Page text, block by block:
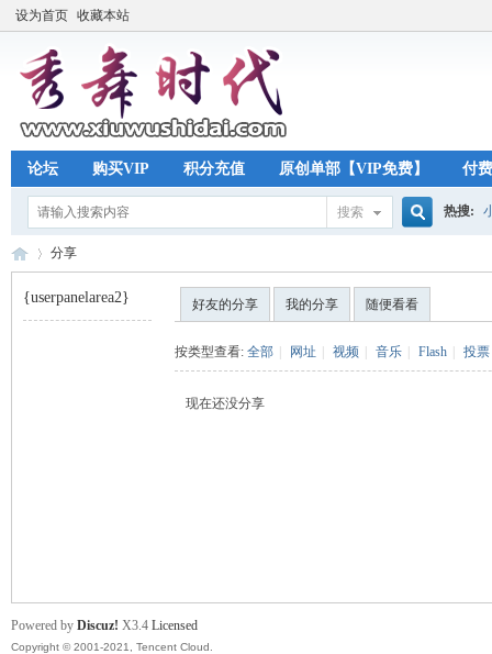
设为首页 收藏本站
论坛 购买VIP 积分充值 原创单部【VIP免费】 付
搜索 热搜:
分享
{userpanelarea2} 好友的分享 我的分享 随便看看
按类型查看: 全部 网址 视频 音乐 Flash 投票
现在还没分享
Powered by Discuz! X3.4 Licensed
Copyright © 2001-2021, Tencent Cloud.